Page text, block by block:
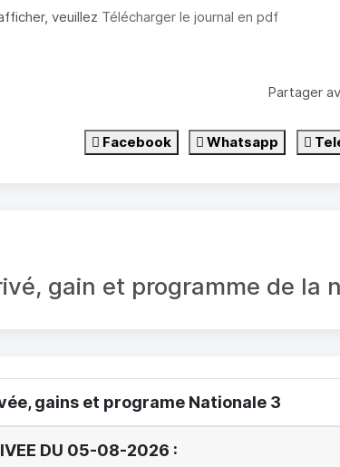
veuillez Télécharger le journal en pdf
Partager
Facebook Whatsapp
gain et programme de la
gains et programe Nationale 3
DU 05-08-2026 :